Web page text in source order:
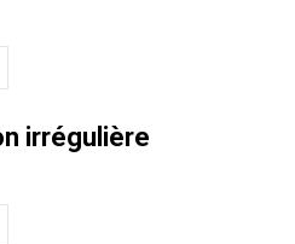
irrégulière